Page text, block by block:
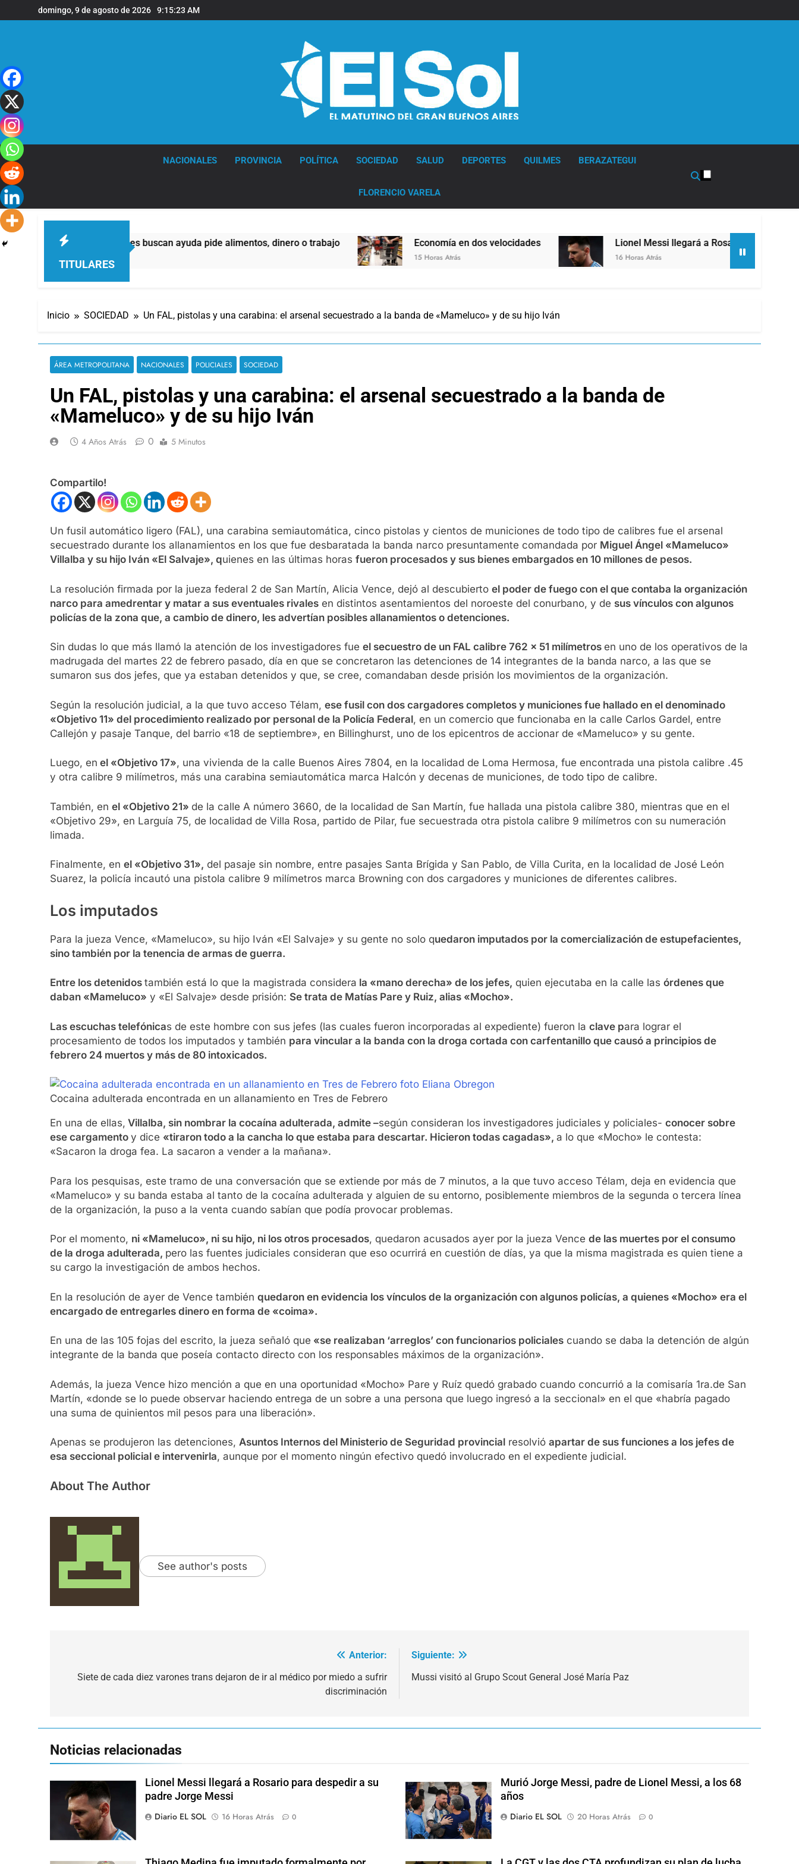
al
domingo, 9 de agosto de 2026 9:15:24 AM
NACIONALES PROVINCIA POLÍTICA SOCIEDAD SALUD DEPORTES QUILMES BERAZATEGUI
FLORENCIO VARELA
TITULARES
mitad de quienes buscan ayuda pide alimentos, dinero o trabajo Economía en dos velocidades
15 Horas Atrás
Lionel Messi llegará a Rosario para despedir a su
16 Horas Atrás
Inicio SOCIEDAD Un FAL, pistolas y una carabina: el arsenal secuestrado a la banda de «Mameluco» y de su hijo Iván
ÁREA METROPOLITANA NACIONALES POLICIALES SOCIEDAD
Un FAL, pistolas y una carabina: el arsenal secuestrado a la banda de
«Mameluco» y de su hijo Iván
4 Años Atrás 0 5 Minutos
Compartilo!
Un fusil automático ligero (FAL), una carabina semiautomática, cinco pistolas y cientos de municiones de todo tipo de calibres fue el arsenal
secuestrado durante los allanamientos en los que fue desbaratada la banda narco presuntamente comandada por Miguel Ángel «Mameluco»
Villalba y su hijo Iván «El Salvaje», quienes en las últimas horas fueron procesados y sus bienes embargados en 10 millones de pesos.
La resolución firmada por la jueza federal 2 de San Martín, Alicia Vence, dejó al descubierto el poder de fuego con el que contaba la organización
narco para amedrentar y matar a sus eventuales rivales en distintos asentamientos del noroeste del conurbano, y de sus vínculos con algunos
policías de la zona que, a cambio de dinero, les advertían posibles allanamientos o detenciones.
Sin dudas lo que más llamó la atención de los investigadores fue el secuestro de un FAL calibre 762 x 51 milímetros en uno de los operativos de la
madrugada del martes 22 de febrero pasado, día en que se concretaron las detenciones de 14 integrantes de la banda narco, a las que se
sumaron sus dos jefes, que ya estaban detenidos y que, se cree, comandaban desde prisión los movimientos de la organización.
Según la resolución judicial, a la que tuvo acceso Télam, ese fusil con dos cargadores completos y municiones fue hallado en el denominado
«Objetivo 11» del procedimiento realizado por personal de la Policía Federal, en un comercio que funcionaba en la calle Carlos Gardel, entre
Callejón y pasaje Tanque, del barrio «18 de septiembre», en Billinghurst, uno de los epicentros de accionar de «Mameluco» y su gente.
Luego, en el «Objetivo 17», una vivienda de la calle Buenos Aires 7804, en la localidad de Loma Hermosa, fue encontrada una pistola calibre .45
y otra calibre 9 milímetros, más una carabina semiautomática marca Halcón y decenas de municiones, de todo tipo de calibre.
También, en el «Objetivo 21» de la calle A número 3660, de la localidad de San Martín, fue hallada una pistola calibre 380, mientras que en el
«Objetivo 29», en Larguía 75, de localidad de Villa Rosa, partido de Pilar, fue secuestrada otra pistola calibre 9 milímetros con su numeración
limada.
Finalmente, en el «Objetivo 31», del pasaje sin nombre, entre pasajes Santa Brígida y San Pablo, de Villa Curita, en la localidad de José León
Suarez, la policía incautó una pistola calibre 9 milímetros marca Browning con dos cargadores y municiones de diferentes calibres.
Los imputados
Para la jueza Vence, «Mameluco», su hijo Iván «El Salvaje» y su gente no solo quedaron imputados por la comercialización de estupefacientes,
sino también por la tenencia de armas de guerra.
Entre los detenidos también está lo que la magistrada considera la «mano derecha» de los jefes, quien ejecutaba en la calle las órdenes que
daban «Mameluco» y «El Salvaje» desde prisión: Se trata de Matías Pare y Ruiz, alias «Mocho».
Las escuchas telefónicas de este hombre con sus jefes (las cuales fueron incorporadas al expediente) fueron la clave para lograr el
procesamiento de todos los imputados y también para vincular a la banda con la droga cortada con carfentanillo que causó a principios de
febrero 24 muertos y más de 80 intoxicados.
Cocaina adulterada encontrada en un allanamiento en Tres de Febrero
En una de ellas, Villalba, sin nombrar la cocaína adulterada, admite –según consideran los investigadores judiciales y policiales- conocer sobre
ese cargamento y dice «tiraron todo a la cancha lo que estaba para descartar. Hicieron todas cagadas», a lo que «Mocho» le contesta:
«Sacaron la droga fea. La sacaron a vender a la mañana».
Para los pesquisas, este tramo de una conversación que se extiende por más de 7 minutos, a la que tuvo acceso Télam, deja en evidencia que
«Mameluco» y su banda estaba al tanto de la cocaína adulterada y alguien de su entorno, posiblemente miembros de la segunda o tercera línea
de la organización, la puso a la venta cuando sabían que podía provocar problemas.
Por el momento, ni «Mameluco», ni su hijo, ni los otros procesados, quedaron acusados ayer por la jueza Vence de las muertes por el consumo
de la droga adulterada, pero las fuentes judiciales consideran que eso ocurrirá en cuestión de días, ya que la misma magistrada es quien tiene a
su cargo la investigación de ambos hechos.
En la resolución de ayer de Vence también quedaron en evidencia los vínculos de la organización con algunos policías, a quienes «Mocho» era el
encargado de entregarles dinero en forma de «coima».
En una de las 105 fojas del escrito, la jueza señaló que «se realizaban ‘arreglos’ con funcionarios policiales cuando se daba la detención de algún
integrante de la banda que poseía contacto directo con los responsables máximos de la organización».
Además, la jueza Vence hizo mención a que en una oportunidad «Mocho» Pare y Ruíz quedó grabado cuando concurrió a la comisaría 1ra.de San
Martín, «donde se lo puede observar haciendo entrega de un sobre a una persona que luego ingresó a la seccional» en el que «habría pagado
una suma de quinientos mil pesos para una liberación».
Apenas se produjeron las detenciones, Asuntos Internos del Ministerio de Seguridad provincial resolvió apartar de sus funciones a los jefes de
esa seccional policial e intervenirla, aunque por el momento ningún efectivo quedó involucrado en el expediente judicial.
About The Author
See author's posts
Anterior:
Siete de cada diez varones trans dejaron de ir al médico por miedo a sufrir
discriminación
Siguiente:
Mussi visitó al Grupo Scout General José María Paz
Noticias relacionadas
Lionel Messi llegará a Rosario para despedir a su
padre Jorge Messi
Diario EL SOL
16 Horas Atrás 0
Murió Jorge Messi, padre de Lionel Messi, a los 68
años
Diario EL SOL
20 Horas Atrás 0